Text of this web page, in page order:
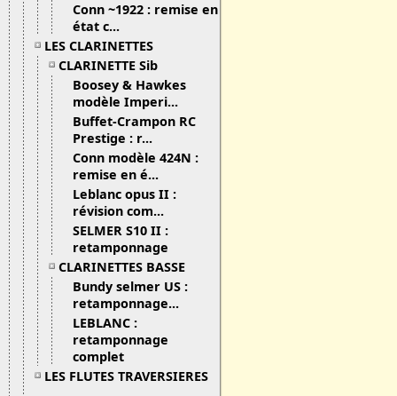
Conn ~1922 : remise en
état c...
LES CLARINETTES
CLARINETTE Sib
Boosey & Hawkes
modèle Imperi...
Buffet-Crampon RC
Prestige : r...
Conn modèle 424N :
remise en é...
Leblanc opus II :
révision com...
SELMER S10 II :
retamponnage
CLARINETTES BASSE
Bundy selmer US :
retamponnage...
LEBLANC :
retamponnage
complet
LES FLUTES TRAVERSIERES